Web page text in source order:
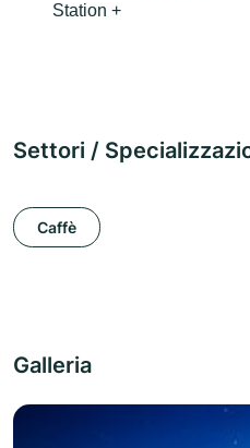
Station +
Settori /
Caffè
Galleria